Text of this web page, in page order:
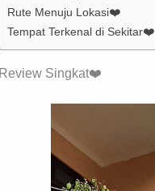
Rute Menuju Lokasi❤️
Tempat Terkenal di Sekitar❤️
Review Singkat❤️